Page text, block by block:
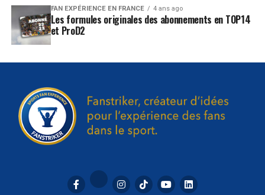
FAN EXPÉRIENCE EN FRANCE 4 ans ago
Les formules originales des abonnements en TOP14
et ProD2